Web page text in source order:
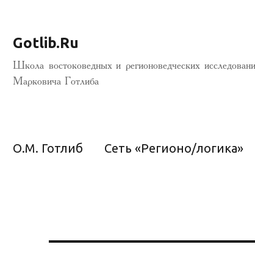
Gotlib.Ru
Школа востоковедных и регионоведческих
Марковича Готлиба
О.М. Готлиб Сеть «Регионо/логика»